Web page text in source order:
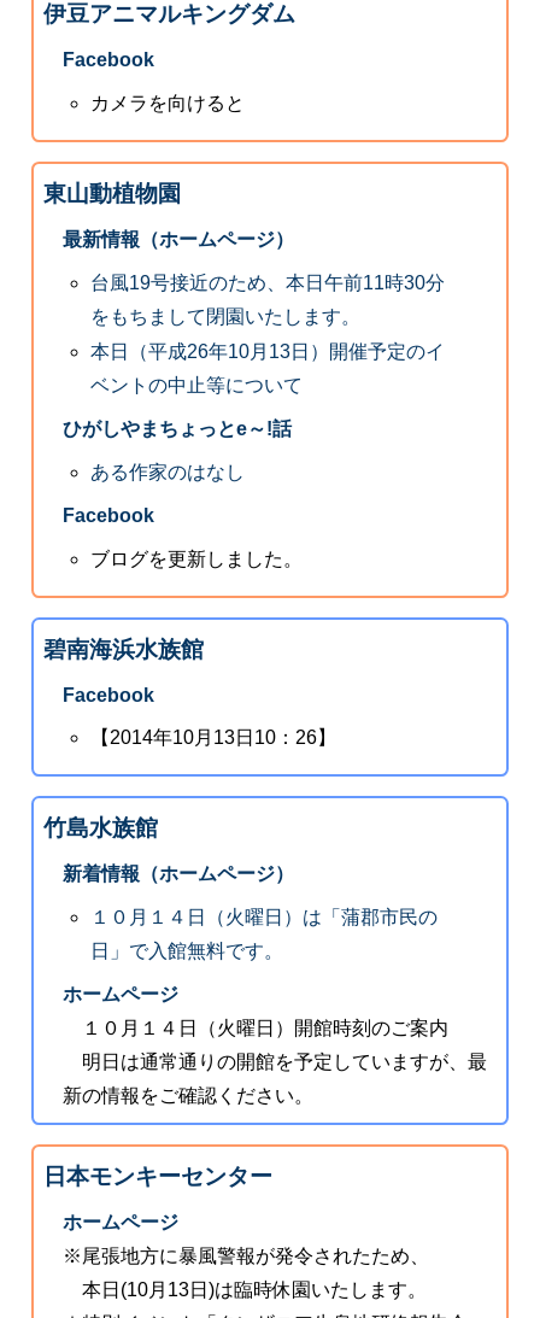
伊豆アニマルキングダム
Facebook
カメラを向けると
東山動植物園
最新情報（ホームページ）
台風19号接近のため、本日午前11時30分
をもちまして閉園いたします。
本日（平成26年10月13日）開催予定のイ
ベントの中止等について
ひがしやまちょっとe～!話
ある作家のはなし
Facebook
ブログを更新しました。
碧南海浜水族館
Facebook
【2014年10月13日10：26】
竹島水族館
新着情報（ホームページ）
１０月１４日（火曜日）は「蒲郡市民の
日」で入館無料です。
ホームページ
１０月１４日（火曜日）開館時刻のご案内
明日は通常通りの開館を予定していますが、最
新の情報をご確認ください。
日本モンキーセンター
ホームページ
※尾張地方に暴風警報が発令されたため、
本日(10月13日)は臨時休園いたします。